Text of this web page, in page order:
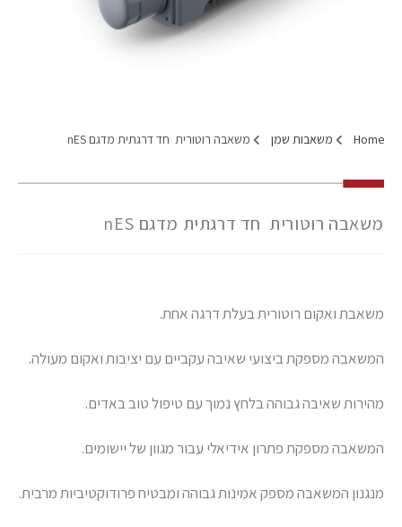
Home משאבות שמן משאבה רוטורית חד דרגתית מדגם nES
משאבה רוטורית חד דרגתית מדגם nES
משאבת ואקום רוטורית בעלת דרגה אחת.
המשאבה מספקת ביצועי שאיבה עקביים עם יציבות ואקום מעולה.
מהירות שאיבה גבוהה בלחץ נמוך עם טיפול טוב באדים.
המשאבה מספקת פתרון אידיאלי עבור מגוון של יישומים.
מנגנון המשאבה מספק אמינות גבוהה ומבטיח פרודוקטיביות מרבית.